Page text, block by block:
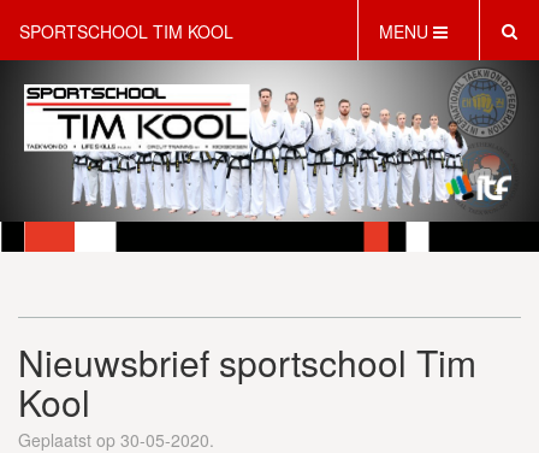
SPORTSCHOOL TIM KOOL MENU
HOME
INFORMATIE
LESAANBOD
ROOSTER
KINDERFEESTJES
WEBSHOP
SCHRIJF JE NU IN!
CONTACT
Nieuwsbrief sportschool Tim
Kool
Geplaatst op 30-05-2020.